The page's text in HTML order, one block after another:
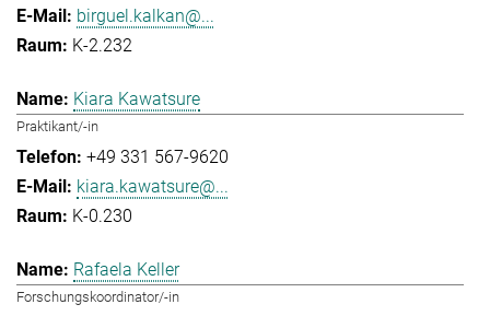
birguel.kalkan@...
K-2.232
Kiara Kawatsure
Praktikant/-in
+49 331 567-9620
kiara.kawatsure@...
K-0.230
Rafaela Keller
Forschungskoordinator/-in